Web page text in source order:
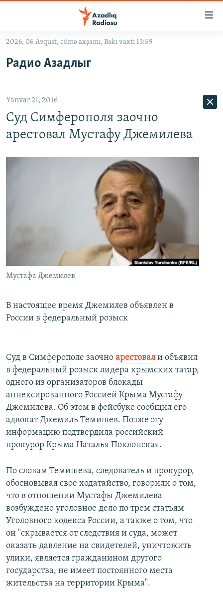
Əsas
qayıt
qayıt
Axtarışa
#İZAHLA
FƏRQƏ BAX
QANUNI DOĞRU
AZƏRBAYCAN ƏDƏBIYYATI KITABXANASI
İSLAM VƏ DEMOKRATIYA
PEŞƏ ETIKASI VƏ JURNALISTIKA STANDARTLARIMIZ
BIZIMLƏ ƏLAQƏ
XƏBƏR BÜLLETENLƏRIMIZ
2026, 06 Avqust, cümə axşamı, Bakı vaxtı 13:59
Радио Азадлыг
Yanvar 21, 2016
Суд Симферополя заочно
арестовал Мустафу Джемилева
Мустафа Джемилев
В настоящее время Джемилев объявлен в
России в федеральный розыск
Суд в Симферополе заочно арестовали объявил
в федеральный розыск лидера крымских татар,
одного из организаторов блокады
аннексированного Россией Крыма Мустафу
Джемилева. Об этом в фейсбуке сообщил его
адвокат Джемиль Темишев. Позже эту
информацию подтвердила российский
прокурор Крыма Наталья Поклонская.
По словам Темишева, следователь и прокурор,
обосновывая свое ходатайство, говорили о том,
что в отношении Мустафы Джемилева
возбуждено уголовное дело по трем статьям
Уголовного кодекса России, а также о том, что
он "скрывается от следствия и суда, может
оказать давление на свидетелей, уничтожить
улики, является гражданином другого
государства, не имеет постоянного места
жительства на территории Крыма".